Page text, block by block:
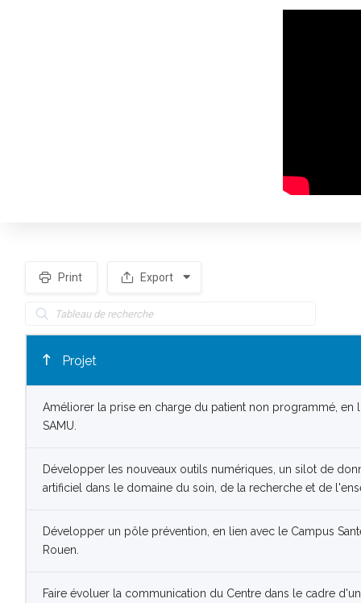
Print Export
Projet
Améliorer la prise en charge du patient non programmé, en
SAMU.
Développer les nouveaux outils numériques, un silot de
artificiel dans le domaine du soin, de la recherche et de
Développer un pôle prévention, en lien avec le Campus
Rouen.
Faire évoluer la communication du Centre dans le cadre